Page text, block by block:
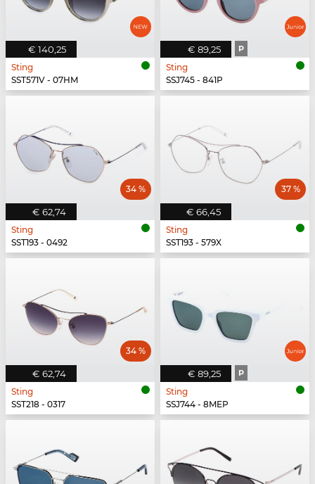
€ 140,25
Sting
SST571V - 07HM
€ 89,25 P
Sting
SSJ745 - 841P
€ 62,74
34 %
Sting
SST193 - 0492
€ 66,45
37 %
Sting
SST193 - 579X
€ 62,74
34 %
Sting
SST218 - 0317
€ 89,25 P
Sting
SSJ744 - 8MEP